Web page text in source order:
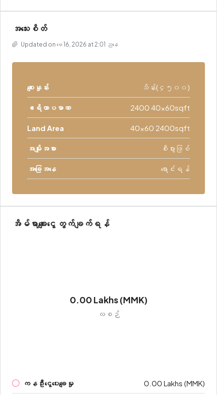
အသေးစိတ်
Updated on မေ 16, 2026 at 2:01 ညနေ
စျေးနှုန်း သိန်း(၄၅၀၀)
ဧရိယာပမာဏ 2400 40x60sqft
Land Area 40x60 2400sqft
အမျိုးအစား စီးပွားဖြစ်
အခြေအနေ ရောင်းရန်
အိမ်ရာချေးငွေ တွက်ချက်ရန်
0.00 Lakhs (MMK)
လစဉ်
ကနဦးငွေပေးချေမှု 0.00 Lakhs (MMK)